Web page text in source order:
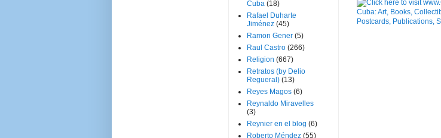
Cuba (18)
Rafael Duharte
Jiménez (45)
Ramon Gener (5)
Raul Castro (266)
Religion (667)
Retratos (by Delio
Regueral) (13)
Reyes Magos (6)
Reynaldo Miravelles
(3)
Reynier en el blog (6)
Roberto Méndez (55)